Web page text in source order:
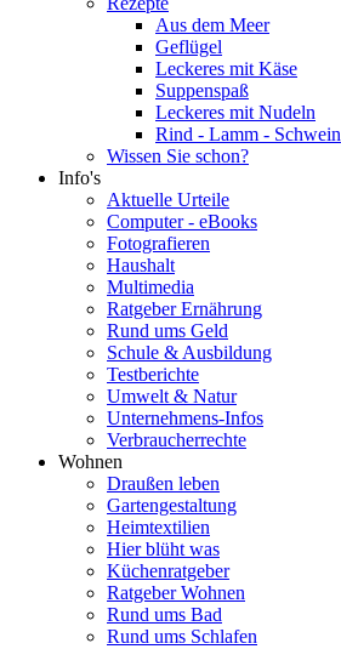
Aus dem Meer
Geflügel
Leckeres mit Käse
Suppenspaß
Leckeres mit Nudeln
Rind - Lamm - Schwein
Wissen Sie schon?
Info's
Aktuelle Urteile
Computer - eBooks
Fotografieren
Haushalt
Multimedia
Ratgeber Ernährung
Rund ums Geld
Schule & Ausbildung
Testberichte
Umwelt & Natur
Unternehmens-Infos
Verbraucherrechte
Wohnen
Draußen leben
Gartengestaltung
Heimtextilien
Hier blüht was
Küchenratgeber
Ratgeber Wohnen
Rund ums Bad
Rund ums Schlafen